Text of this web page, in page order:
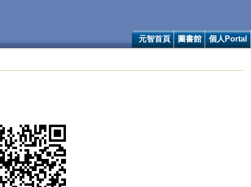
元智首頁 圖書館 個人Portal